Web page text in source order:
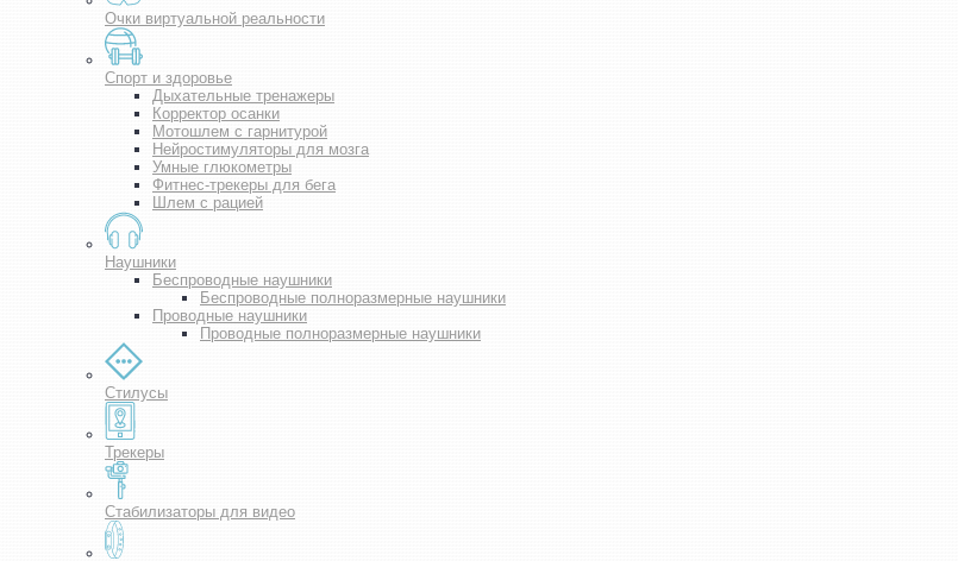
Очки виртуальной реальности
Спорт и здоровье
Дыхательные тренажеры
Корректор осанки
Мотошлем с гарнитурой
Нейростимуляторы для мозга
Умные глюкометры
Фитнес-трекеры для бега
Шлем с рацией
Наушники
Беспроводные наушники
Беспроводные полноразмерные наушники
Проводные наушники
Проводные полноразмерные наушники
Стилусы
Трекеры
Стабилизаторы для видео